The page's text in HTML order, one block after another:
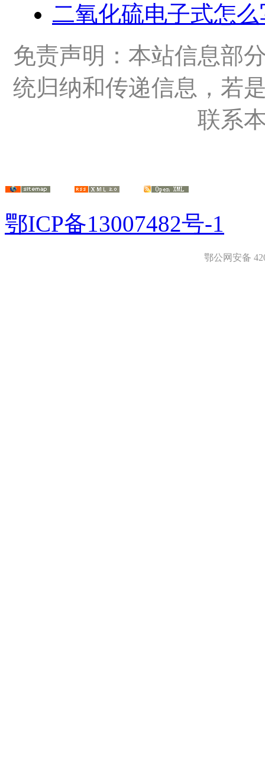
二氧化硫电子式怎
免责声明：本站信息部
统归纳和传递信息，若
联系
鄂ICP备13007482号-1
鄂公网安备